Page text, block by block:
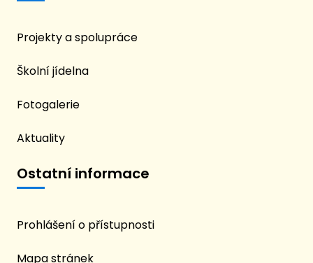
Projekty a spolupráce
Školní jídelna
Fotogalerie
Aktuality
Ostatní informace
Prohlášení o přístupnosti
Mapa stránek